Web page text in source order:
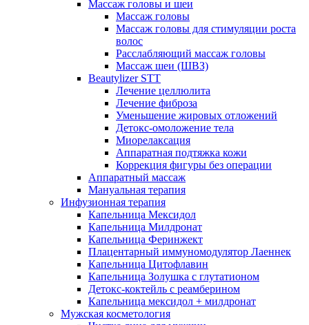
Массаж головы и шеи
Массаж головы
Массаж головы для стимуляции роста
волос
Расслабляющий массаж головы
Массаж шеи (ШВЗ)
Beautylizer STT
Лечение целлюлита
Лечение фиброза
Уменьшение жировых отложений
Детокс-омоложение тела
Миорелаксация
Аппаратная подтяжка кожи
Коррекция фигуры без операции
Аппаратный массаж
Мануальная терапия
Инфузионная терапия
Капельница Мексидол
Капельница Милдронат
Капельница Феринжект
Плацентарный иммуномодулятор Лаеннек
Капельница Цитофлавин
Капельница Золушка с глутатионом
Детокс-коктейль с реамберином
Капельница мексидол + милдронат
Мужская косметология